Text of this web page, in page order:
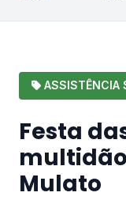
ASSISTÊNCIA
Festa
Mulato